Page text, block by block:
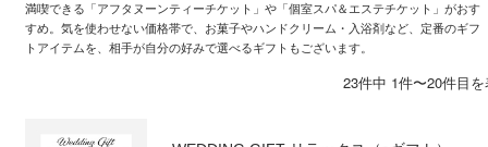
満喫できる「アフタヌーンティーチケット」や「個室スパ＆エステチケット」がおす
すめ。気を使わせない価格帯で、お菓子やハンドクリーム・入浴剤など、定番のギフ
トアイテムを、相手が自分の好みで選べるギフトもございます。
23件中 1件〜20件目